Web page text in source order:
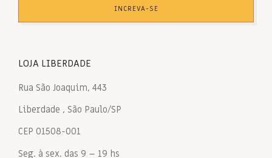
INCREVA-SE
LOJA LIBERDADE
Rua São Joaquim, 443
Liberdade , São Paulo/SP
CEP 01508-001
Seg. à sex. das 9 – 19 hs